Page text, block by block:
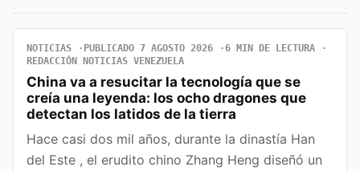
NOTICIAS PUBLICADO 7 AGOSTO 2026
6 MIN DE LECTURA
REDACCIÓN NOTICIAS VENEZUELA
China va a resucitar la tecnología que se
creía una leyenda: los ocho dragones que
detectan los latidos de la tierra
Hace casi dos mil años, durante la dinastía Han
del Este , el erudito chino Zhang Heng diseñó un